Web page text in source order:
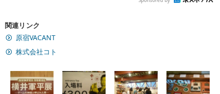
関連リンク
原宿VACANT
株式会社コト